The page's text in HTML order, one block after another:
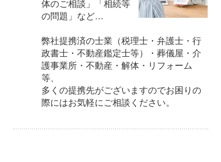
体のご相談」「相続等
の問題」など…
弊社提携済の士業（税理士・弁護士・行
政書士・不動産鑑定士等）・葬儀屋・介
護事業所・不動産・解体・リフォーム
等、
多くの提携先がございますのでお困りの
際にはお気軽にご相談ください。